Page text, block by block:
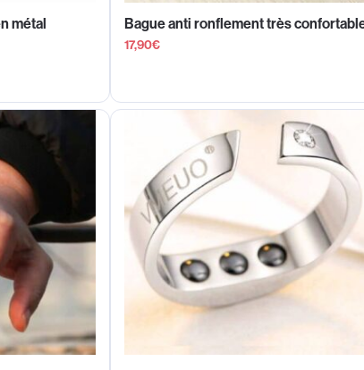
métal Bague anti ronflement très
17,90€